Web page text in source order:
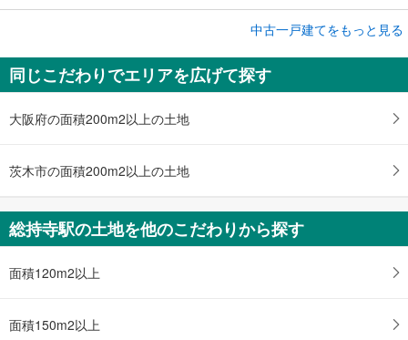
茨木市太田3丁目
5,950万円
5LDK以上
土地面積 120.69m
中古一戸建てをもっと見る
同じこだわりでエリアを広げて探す
大阪府の面積200m2以上の土地
茨木市の面積200m2以上の土地
総持寺駅の土地を他のこだわりから探す
面積120m2以上
面積150m2以上